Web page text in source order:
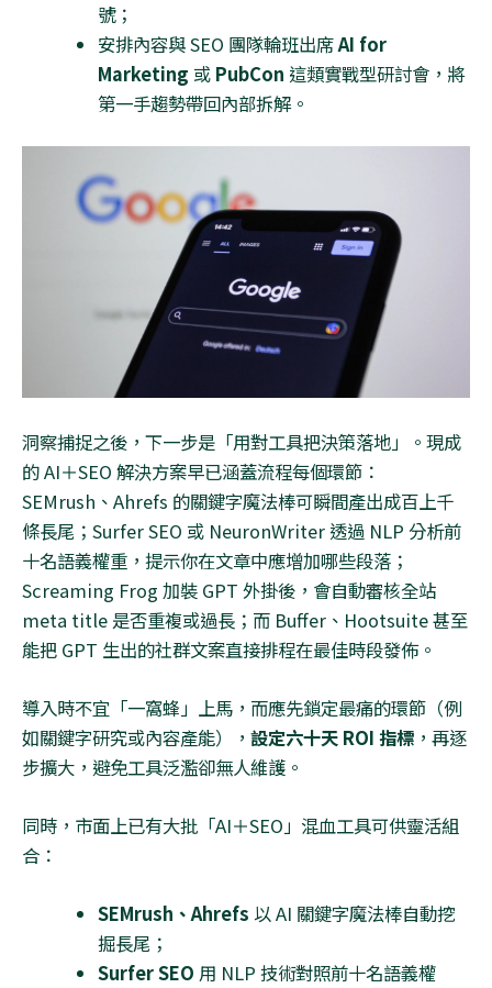
號；
安排內容與SEO 團隊輪班出席AI for
Marketing 或 PubCon 這類實戰型研討會，將
第一手趨勢帶回內部拆解。
洞察捕捉之後，下一步是「用對工具把決策落地」。現成
的AI＋SEO 解決方案早已涵蓋流程每個環節：
SEMrush 、 Ahrefs 的關鍵字魔法棒可瞬間產出成百上千
條長尾； Surfer SEO 或 NeuronWriter 透過 NLP 分析前
十名語義權重，提示你在文章中應增加哪些段落；
Screaming Frog 加裝 GPT 外掛後，會自動審核全站
meta title 是否重複或過長；而 Buffer 、 Hootsuite甚至
能把 GPT 生出的社群文案直接排程在最佳時段發佈。
導入時不宜「一窩蜂」上馬，而應先鎖定最痛的環節（例
如關鍵字研究或內容產能）， 設定六十天 ROI 指標 ，再逐
步擴大，避免工具泛濫卻無人維護。
同時，市面上已有大批「AI＋SEO」混血工具可供靈活組
合：
SEMrush 、Ahrefs 以AI 關鍵字魔法棒自動挖
掘長尾；
Surfer SEO 用 NLP技術對照前十名語義權